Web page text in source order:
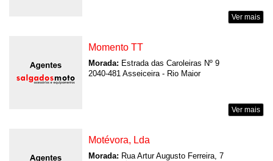
Ver mais
Momento TT
Morada: Estrada das Caroleiras Nº 9
2040-481 Asseiceira - Rio Maior
Ver mais
Motévora, Lda
Morada: Rua Artur Augusto Ferreira, 7